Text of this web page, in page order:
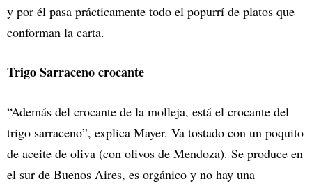
y por él pasa prácticamente todo el popurrí de platos que
conforman la carta.
Trigo Sarraceno crocante
“Además del crocante de la molleja, está el crocante del
trigo sarraceno”, explica Mayer. Va tostado con un poquito
de aceite de oliva (con olivos de Mendoza). Se produce en
el sur de Buenos Aires, es orgánico y no hay una